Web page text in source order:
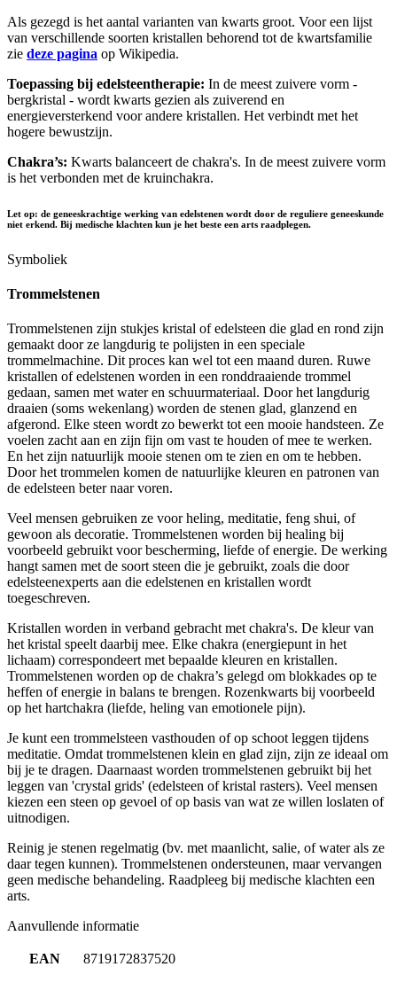
Als gezegd is het aantal varianten van kwarts groot. Voor een lijst
van verschillende soorten kristallen behorend tot de kwartsfamilie
zie deze pagina op Wikipedia.
Toepassing bij edelsteentherapie: In de meest zuivere vorm -
bergkristal - wordt kwarts gezien als zuiverend en
energieversterkend voor andere kristallen. Het verbindt met het
hogere bewustzijn.
Chakra’s: Kwarts balanceert de chakra's. In de meest zuivere vorm
is het verbonden met de kruinchakra.
Let op: de geneeskrachtige werking van edelstenen wordt door de reguliere geneeskunde
niet erkend. Bij medische klachten kun je het beste een arts raadplegen.
Symboliek
Trommelstenen
Trommelstenen zijn stukjes kristal of edelsteen die glad en rond zijn
gemaakt door ze langdurig te polijsten in een speciale
trommelmachine. Dit proces kan wel tot een maand duren. Ruwe
kristallen of edelstenen worden in een ronddraaiende trommel
gedaan, samen met water en schuurmateriaal. Door het langdurig
draaien (soms wekenlang) worden de stenen glad, glanzend en
afgerond. Elke steen wordt zo bewerkt tot een mooie handsteen. Ze
voelen zacht aan en zijn fijn om vast te houden of mee te werken.
En het zijn natuurlijk mooie stenen om te zien en om te hebben.
Door het trommelen komen de natuurlijke kleuren en patronen van
de edelsteen beter naar voren.
Veel mensen gebruiken ze voor heling, meditatie, feng shui, of
gewoon als decoratie. Trommelstenen worden bij healing bij
voorbeeld gebruikt voor bescherming, liefde of energie. De werking
hangt samen met de soort steen die je gebruikt, zoals die door
edelsteenexperts aan die edelstenen en kristallen wordt
toegeschreven.
Kristallen worden in verband gebracht met chakra's. De kleur van
het kristal speelt daarbij mee. Elke chakra (energiepunt in het
lichaam) correspondeert met bepaalde kleuren en kristallen.
Trommelstenen worden op de chakra’s gelegd om blokkades op te
heffen of energie in balans te brengen. Rozenkwarts bij voorbeeld
op het hartchakra (liefde, heling van emotionele pijn).
Je kunt een trommelsteen vasthouden of op schoot leggen tijdens
meditatie. Omdat trommelstenen klein en glad zijn, zijn ze ideaal om
bij je te dragen. Daarnaast worden trommelstenen gebruikt bij het
leggen van 'crystal grids' (edelsteen of kristal rasters). Veel mensen
kiezen een steen op gevoel of op basis van wat ze willen loslaten of
uitnodigen.
Reinig je stenen regelmatig (bv. met maanlicht, salie, of water als ze
daar tegen kunnen). Trommelstenen ondersteunen, maar vervangen
geen medische behandeling. Raadpleeg bij medische klachten een
arts.
Aanvullende informatie
EAN 8719172837520